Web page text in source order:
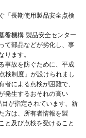
「長期使用製品安全点検
盤機構 製品安全センター
て部品などが劣化し、事
ります。
事故を防ぐために、平成
検制度」が設けられまし
者による点検が困難で、
発生するおそれの高い
目が指定されています。新
方は、所有者情報を製
と及び点検を受けること